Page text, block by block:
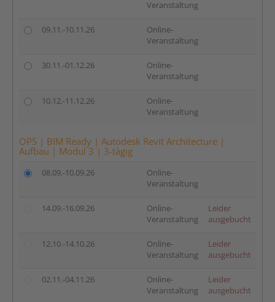
Veranstaltung
09.11.-10.11.26
Online-
Veranstaltung
30.11.-01.12.26
Online-
Veranstaltung
10.12.-11.12.26
Online-
Veranstaltung
OPS | BIM Ready | Autodesk Revit Architecture |
Aufbau | Modul 3 | 3-tägig
08.09.-10.09.26
Online-
Veranstaltung
14.09.-16.09.26
Online-
Veranstaltung
Leider
ausgebucht
12.10.-14.10.26
Online-
Veranstaltung
Leider
ausgebucht
02.11.-04.11.26
Online-
Veranstaltung
Leider
ausgebucht